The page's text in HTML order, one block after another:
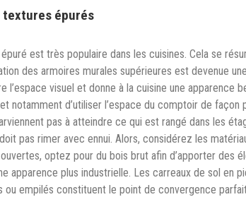
textures épurés
est très populaire dans les cuisines. Cela se
des armoires murales supérieures est devenue
l’espace visuel et donne à la cuisine une apparence
notamment d’utiliser l’espace du comptoir de façon
pas à atteindre ce qui est rangé dans les
pas rimer avec ennui. Alors, considérez les
optez pour du bois brut afin d’apporter des
apparence plus industrielle. Les carreaux de sol en
ou empilés constituent le point de convergence